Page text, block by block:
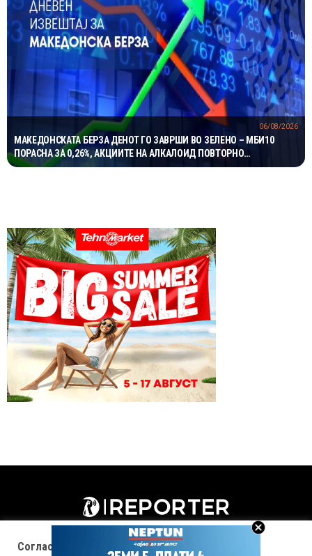
МАКЕДОНСКАТА БЕРЗА ДЕНОТ ГО ЗАВРШИ ВО ЗЕЛЕНО – МБИ10
ПОРАСНА ЗА 0,26%, АКЦИИТЕ НА АЛКАЛОИД ПОВТОРНО
НАЈТРГУВАНИ
06/08/2026
Согласност за колачиња (cookies)